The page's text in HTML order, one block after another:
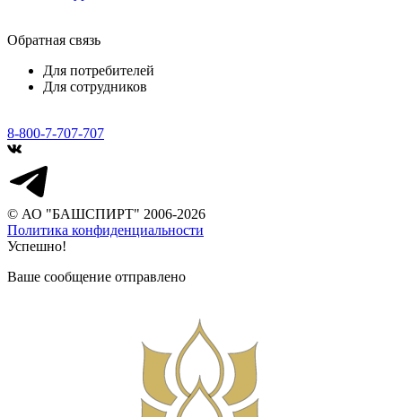
Обратная связь
Для потребителей
Для сотрудников
8-800-7-707-707
© АО "БАШСПИРТ" 2006-2026
Политика конфиденциальности
Успешно!
Ваше сообщение отправлено